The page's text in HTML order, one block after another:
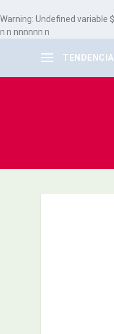
Warning: Undefined variable
n n nnnnnn n